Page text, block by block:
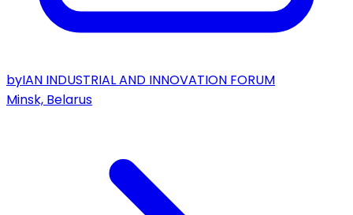
byIAN INDUSTRIAL AND INNOVATION FORUM
Minsk, Belarus